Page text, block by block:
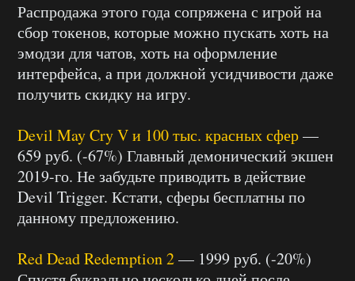
Распродажа этого года сопряжена с игрой на
сбор токенов, которые можно пускать хоть на
эмодзи для чатов, хоть на оформление
интерфейса, а при должной усидчивости даже
получить скидку на игру.
Devil May Cry V и 100 тыс. красных сфер—
659 руб. (-67%) Главный демонический экшен
2019-го. Не забудьте приводить в действие
Devil Trigger. Кстати, сферы бесплатны по
данному предложению.
Red Dead Redemption 2— 1999 руб. (-20%)